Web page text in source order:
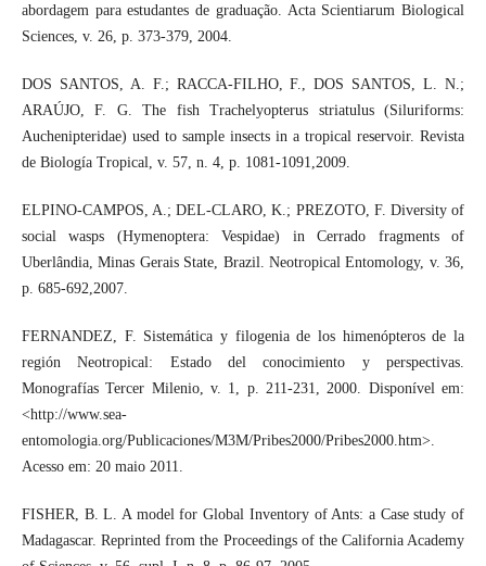
abordagem para estudantes de graduação. Acta Scientiarum Biological
Sciences, v. 26, p. 373-379, 2004.
DOS SANTOS, A. F.; RACCA-FILHO, F., DOS SANTOS, L. N.;
ARAÚJO, F. G. The fish Trachelyopterus striatulus (Siluriforms:
Auchenipteridae) used to sample insects in a tropical reservoir. Revista
de Biología Tropical, v. 57, n. 4, p. 1081-1091,2009.
ELPINO-CAMPOS, A.; DEL-CLARO, K.; PREZOTO, F. Diversity of
social wasps (Hymenoptera: Vespidae) in Cerrado fragments of
Uberlândia, Minas Gerais State, Brazil. Neotropical Entomology, v. 36,
p. 685-692,2007.
FERNANDEZ, F. Sistemática y filogenia de los himenópteros de la
región Neotropical: Estado del conocimiento y perspectivas.
Monografías Tercer Milenio, v. 1, p. 211-231, 2000. Disponível em:
<http://www.sea-
entomologia.org/Publicaciones/M3M/Pribes2000/Pribes2000.htm>.
Acesso em: 20 maio 2011.
FISHER, B. L. A model for Global Inventory of Ants: a Case study of
Madagascar. Reprinted from the Proceedings of the California Academy